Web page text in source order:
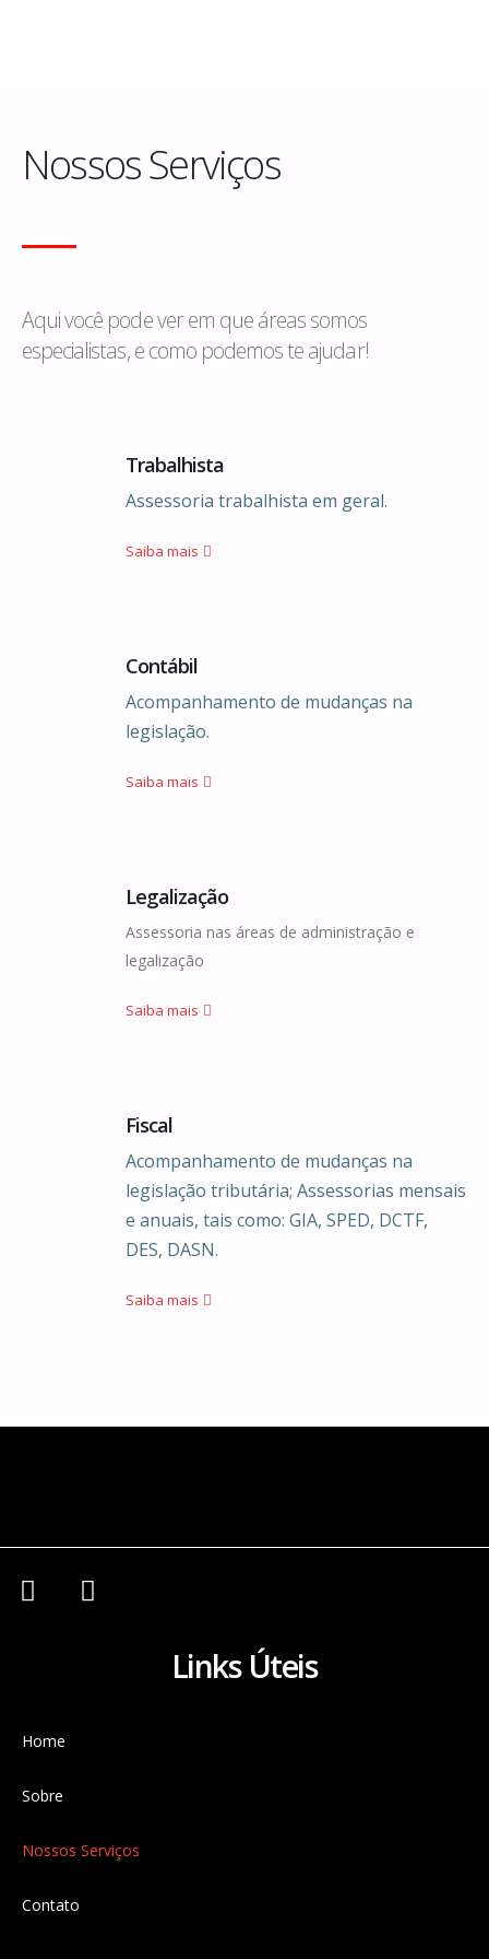
Nossos Serviços
Aqui você pode ver em que áreas somos
especialistas, e como podemos te ajudar!
Trabalhista
Assessoria trabalhista em geral.
Saiba mais
Contábil
Acompanhamento de mudanças na
legislação.
Saiba mais
Legalização
Assessoria nas áreas de administração e
legalização
Saiba mais
Fiscal
Acompanhamento de mudanças na
legislação tributária; Assessorias mensais
e anuais, tais como: GIA, SPED, DCTF,
DES, DASN.
Saiba mais
Links Úteis
Home
Sobre
Nossos Serviços
Contato